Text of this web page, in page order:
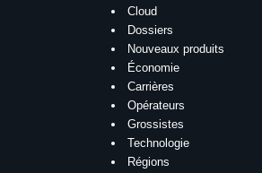
Cloud
Dossiers
Nouveaux produits
Économie
Carrières
Opérateurs
Grossistes
Technologie
Régions